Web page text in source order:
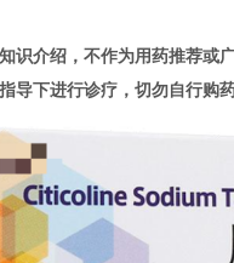
知识介绍，不作为用药推荐
导下进行诊疗，切勿自行购